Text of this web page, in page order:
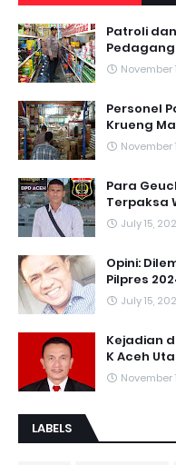
Patroli
November
Personel
Krueng
November
Para
Terpaksa
July 15,
Opini:
Pilpres
July 15,
Kejadian
K Aceh
November
LABELS